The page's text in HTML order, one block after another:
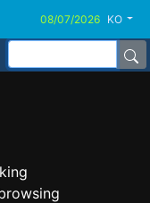
KO